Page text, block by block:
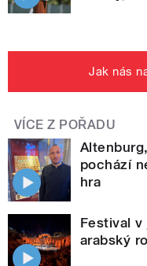
Jak nás
VÍCE Z POŘADU
pochází
hra
Festival v
arabský